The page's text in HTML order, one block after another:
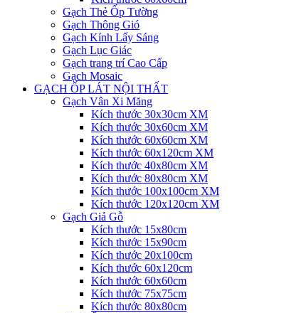
Gạch Thẻ Ốp Tường
Gạch Thông Gió
Gạch Kính Lấy Sáng
Gạch Lục Giác
Gạch trang trí Cao Cấp
Gạch Mosaic
GẠCH ỐP LÁT NỘI THẤT
Gạch Vân Xi Măng
Kích thước 30x30cm XM
Kích thước 30x60cm XM
Kích thước 60x60cm XM
Kích thước 60x120cm XM
Kích thước 40x80cm XM
Kích thước 80x80cm XM
Kích thước 100x100cm XM
Kích thước 120x120cm XM
Gạch Giả Gỗ
Kích thước 15x80cm
Kích thước 15x90cm
Kích thước 20x100cm
Kích thước 60x120cm
Kích thước 60x60cm
Kích thước 75x75cm
Kích thước 80x80cm